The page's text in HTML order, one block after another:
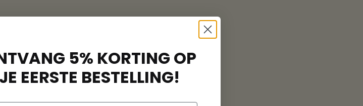
5% KORTING OP
JE EERSTE BESTELLING!